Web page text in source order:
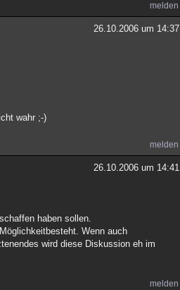
melden
26.10.2006 um 14:37
wahr ;-)
melden
26.10.2006 um 14:41
haben sollen.
Wenn auch
wird diese Diskussion eh im
melden